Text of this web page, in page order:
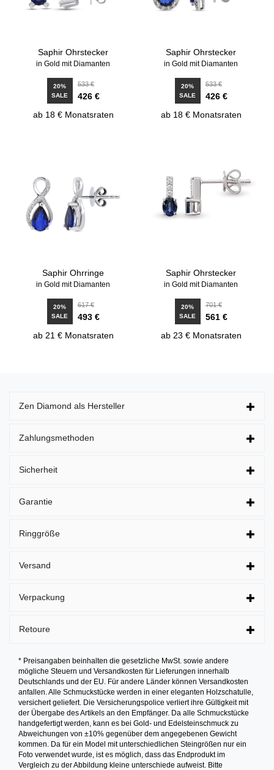
Saphir Ohrstecker
in Gold mit Diamanten
20%
SALE
533 €
426 €
ab 18 € Monatsraten
Saphir Ohrstecker
in Gold mit Diamanten
20%
SALE
533 €
426 €
ab 18 € Monatsraten
Saphir Ohrringe
in Gold mit Diamanten
20%
SALE
617 €
493 €
ab 21 € Monatsraten
Saphir Ohrstecker
in Gold mit Diamanten
20%
SALE
701 €
561 €
ab 23 € Monatsraten
Zen Diamond als Hersteller
Zahlungsmethoden
Sicherheit
Garantie
Ringgröße
Versand
Verpackung
Retoure
* Preisangaben beinhalten die gesetzliche MwSt. sowie andere
mögliche Steuern und Versandkosten für Lieferungen innerhalb
Deutschlands und der EU. Für andere Länder können Versandkosten
anfallen. Alle Schmuckstücke werden in einer eleganten Holzschatulle,
versichert geliefert. Die Versicherungspolice verliert ihre Gültigkeit mit
der Übergabe des Artikels an den Empfänger. Da alle Schmuckstücke
handgefertigt werden, kann es bei Gold- und Edelsteinschmuck zu
Abweichungen von ±10% gegenüber dem angegebenen Gewicht
kommen. Da für ein Model mit unterschiedlichen Steingrößen nur ein
Foto verwendet wurde, ist es möglich, dass das Endprodukt im
Vergleich zu der Abbildung kleine unterschiede aufweist. Bitte